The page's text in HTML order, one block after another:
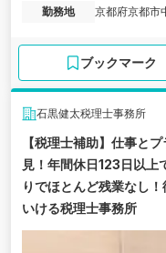
勤務地
京都府京都市
ブックマーク
石黒健太税理士事務所
【税理士補助】仕事と
見！年間休日123日以上
りでほとんど残業なし
いける税理士事務所